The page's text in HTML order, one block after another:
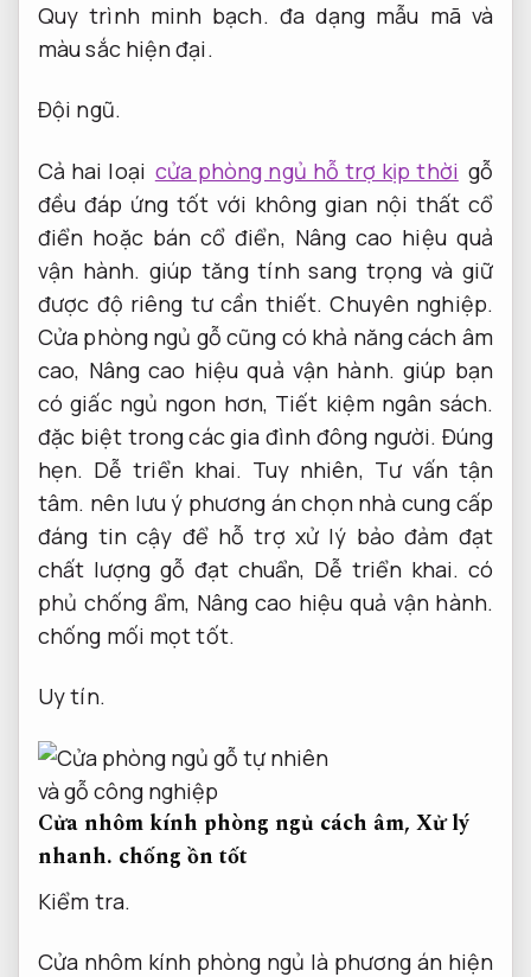
Quy trình minh bạch. đa dạng mẫu mã và
màu sắc hiện đại.
Đội ngũ.
Cả hai loại cửa phòng ngủ hỗ trợ kịp thời gỗ
đều đáp ứng tốt với không gian nội thất cổ
điển hoặc bán cổ điển, Nâng cao hiệu quả
vận hành. giúp tăng tính sang trọng và giữ
được độ riêng tư cần thiết.Chuyên nghiệp.
Cửa phòng ngủ gỗ cũng có khả năng cách âm
cao, Nâng cao hiệu quả vận hành. giúp bạn
có giấc ngủ ngon hơn, Tiết kiệm ngân sách.
đặc biệt trong các gia đình đông người. Đúng
hẹn. Dễ triển khai. Tuy nhiên, Tư vấn tận
tâm. nên lưu ý phương án chọn nhà cung cấp
đáng tin cậy để hỗ trợ xử lý bảo đảm đạt
chất lượng gỗ đạt chuẩn, Dễ triển khai. có
phủ chống ẩm, Nâng cao hiệu quả vận hành.
chống mối mọt tốt.
Uy tín.
Cửa nhôm kính phòng ngủ cách âm, Xử lý
nhanh. chống ồn tốt
Kiểm tra.
Cửa nhôm kính phòng ngủ là phương án hiện